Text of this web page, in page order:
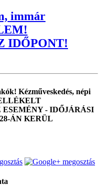
immár
IDŐPONT!
Kézműveskedés, népi
- IDŐJÁRÁSI
ÁN KERÜL